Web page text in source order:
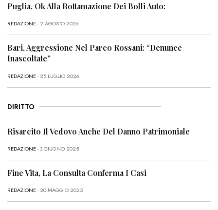
Puglia, Ok Alla Rottamazione Dei Bolli Auto:
REDAZIONE- 2 AGOSTO 2026
Bari, Aggressione Nel Parco Rossani: “Denunce
Inascoltate”
REDAZIONE- 25 LUGLIO 2026
DIRITTO
Risarcito Il Vedovo Anche Del Danno Patrimoniale
REDAZIONE- 3 GIUGNO 2025
Fine Vita, La Consulta Conferma I Casi
REDAZIONE- 20 MAGGIO 2025